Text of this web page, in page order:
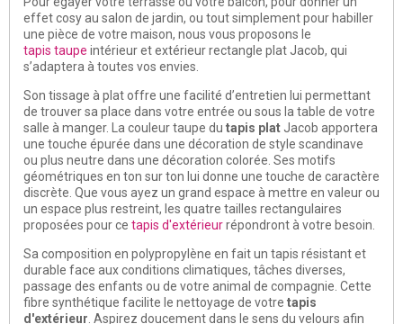
effet cosy au salon de jardin, ou tout simplement pour habiller
une pièce de votre maison, nous vous proposons le
tapis taupe intérieur et extérieur rectangle plat Jacob, qui
s’adaptera à toutes vos envies.
Son tissage à plat offre une facilité d’entretien lui permettant
de trouver sa place dans votre entrée ou sous la table de votre
salle à manger. La couleur taupe du tapis platJacob apportera
une touche épurée dans une décoration de style scandinave
ou plus neutre dans une décoration colorée. Ses motifs
géométriques en ton sur ton lui donne une touche de caractère
discrète. Que vous ayez un grand espace à mettre en valeur ou
un espace plus restreint, les quatre tailles rectangulaires
proposées pour ce tapis d'extérieurrépondront à votre besoin.
Sa composition en polypropylène en fait un tapis résistant et
durable face aux conditions climatiques, tâches diverses,
passage des enfants ou de votre animal de compagnie. Cette
fibre synthétique facilite le nettoyage de votre tapis
d'extérieur . Aspirez doucement dans le sens du velours afin